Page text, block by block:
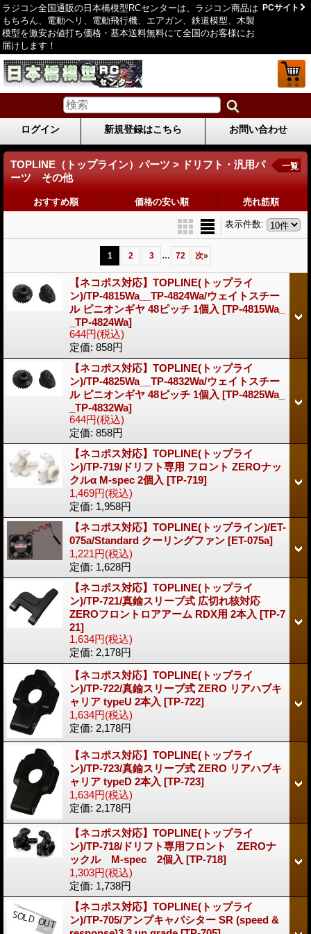
ラジコン全国通販の日本橋模型RCセンターは、ラジコン商品は
もちろん、電動ヘリ、電動飛行機、エアガン、鉄道模型、木製
模型を激安お値打ち価格・基本送料無料にて全国のお客様にお
届けします！
PCサイト
ログイン 新規登録はこちら お問い合わせ
TOPLINE（トップライン）パーツ > ドリフト・汎用パ
ーツ その他
一覧
おすすめ順 価格の安い順 売れ筋順
表示件数:
1 2 3 ... 72 次»
【ネコポス対応】TOPLINE(トップライ
ン)/TP-4815Wa__TP-4824Wa/ウェイトスチー
ル ピニオンギヤ 48ピッチ 1個入 [TP-4815Wa_
_TP-4824Wa]
644円(税込)
定価: 858円
【ネコポス対応】TOPLINE(トップライ
ン)/TP-4825Wa__TP-4832Wa/ウェイトスチー
ル ピニオンギヤ 48ピッチ 1個入 [TP-4825Wa_
_TP-4832Wa]
644円(税込)
定価: 858円
【ネコポス対応】TOPLINE(トップライ
ン)/TP-719/ドリフト専用 フロント ZEROナッ
クルα M-spec 2個入 [TP-719]
1,469円(税込)
定価: 1,958円
【ネコポス対応】TOPLINE(トップライン)/ET-
075a/Standard クーリングファン [ET-075a]
1,221円(税込)
定価: 1,628円
【ネコポス対応】TOPLINE(トップライ
ン)/TP-721/真鍮スリーブ式 広切れ核対応
ZEROフロントロアアーム RDX用 2本入 [TP-7
21]
1,634円(税込)
定価: 2,178円
【ネコポス対応】TOPLINE(トップライ
ン)/TP-722/真鍮スリーブ式 ZERO リアハブキ
ャリア typeU 2本入 [TP-722]
1,634円(税込)
定価: 2,178円
【ネコポス対応】TOPLINE(トップライ
ン)/TP-723/真鍮スリーブ式 ZERO リアハブキ
ャリア typeD 2本入 [TP-723]
1,634円(税込)
定価: 2,178円
【ネコポス対応】TOPLINE(トップライ
ン)/TP-718/ドリフト専用フロント ZEROナ
ックル M-spec 2個入 [TP-718]
1,303円(税込)
定価: 1,738円
【ネコポス対応】TOPLINE(トップライ
ン)/TP-705/アンプキャパシター SR (speed &